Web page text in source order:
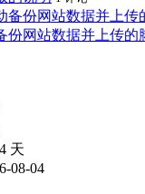
份网站数据并上传的
天
08-04